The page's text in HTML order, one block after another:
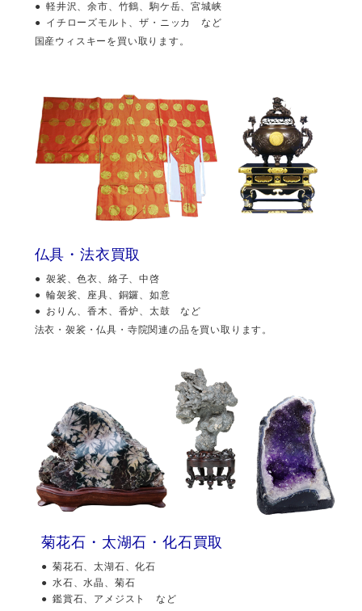
軽井沢、余市、竹鶴、駒ケ岳、宮城峡
イチローズモルト、ザ・ニッカ など
国産ウィスキーを買い取ります。
仏具・法衣買取
袈裟、色衣、絡子、中啓
輪袈裟、座具、銅鑼、如意
おりん、香木、香炉、太鼓 など
法衣・袈裟・仏具・寺院関連の品を買い取ります。
菊花石・太湖石・化石買取
菊花石、太湖石、化石
水石、水晶、菊石
鑑賞石、アメジスト など